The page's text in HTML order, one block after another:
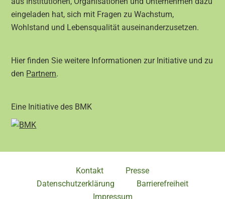
eingeladen hat, sich mit Fragen zu Wachstum,
Wohlstand und Lebensqualität auseinanderzusetzen.
Hier finden Sie weitere Informationen zur Initiative und zu
den Partnern.
Eine Initiative des BMK
Kontakt
Presse
Datenschutzerklärung
Barrierefreiheit
Impressum